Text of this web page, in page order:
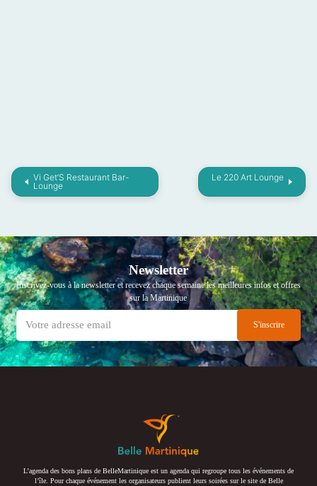
Vi Get’S Restaurant Bar-
Lounge
Le 220 Art Lounge
Newsletter
Inscrivez-vous à la newsletter et recevez chaque semaine les meilleures infos et offres
sur la Martinique
L’agenda des bons plans de BelleMartinique est un agenda qui regroupe tous les événements de
l’île. Pour chaque événement les organisateurs publient leurs soirées sur le site de Belle